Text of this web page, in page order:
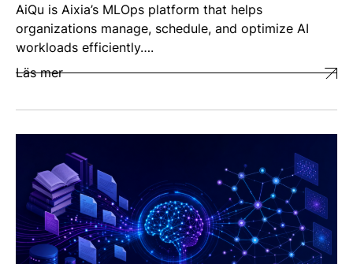
AiQu is Aixia’s MLOps platform that helps
organizations manage, schedule, and optimize AI
workloads efficiently….
Läs mer